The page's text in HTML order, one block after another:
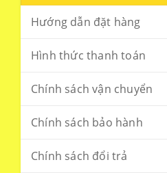
Hướng dẫn đặt hàng
Hình thức thanh toán
Chính sách vận chuyển
Chính sách bảo hành
Chính sách đổi trả